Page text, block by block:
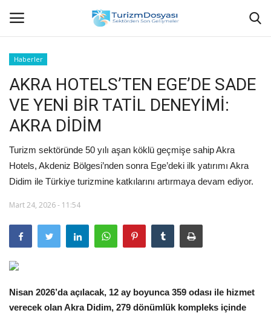
Anasayfa
Bize Ulaşın
Künye
Halil ÖNCÜ kimdir?
KVKK Aydınlatma Metni
Haberler
Görüntülü
Araştırma - İnceleme
Haberler
AKRA HOTELS’TEN EGE’DE SADE
VE YENİ BİR TATİL DENEYİMİ:
AKRA DİDİM
Turizm sektöründe 50 yılı aşan köklü geçmişe sahip Akra
Hotels, Akdeniz Bölgesi’nden sonra Ege’deki ilk yatırımı Akra
Didim ile Türkiye turizmine katkılarını artırmaya devam ediyor.
Mart 24, 2026 - 11:54
Nisan 2026’da açılacak, 12 ay boyunca 359 odası ile hizmet
verecek olan Akra Didim, 279 dönümlük kompleks içinde